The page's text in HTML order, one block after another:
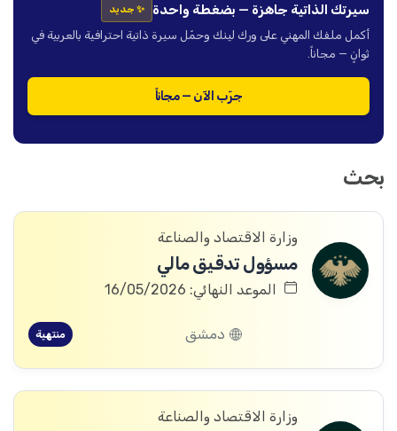
سيرتك الذاتية جاهزة — بضغطة واحدة ✨ جديد
أكمل ملفك المهني على ورك لينك وحمّل سيرة ذاتية احترافية بالعربية في
ثوانٍ — مجاناً.
جرّب الآن — مجاناً
بحث
وزارة الاقتصاد والصناعة
مسؤول تدقيق مالي
الموعد النهائي: 16/05/2026
دمشق منتهية
وزارة الاقتصاد والصناعة